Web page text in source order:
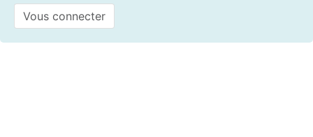
Vous connecter